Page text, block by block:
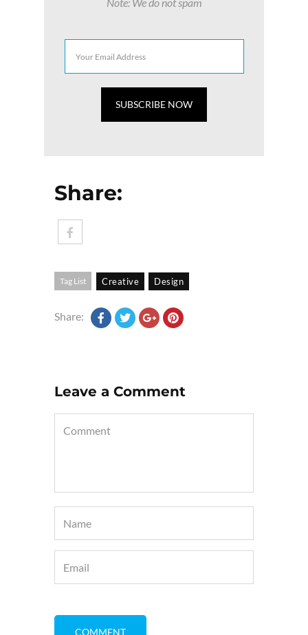
Share:
Tag List Creative Design
Share:
Leave a Comment